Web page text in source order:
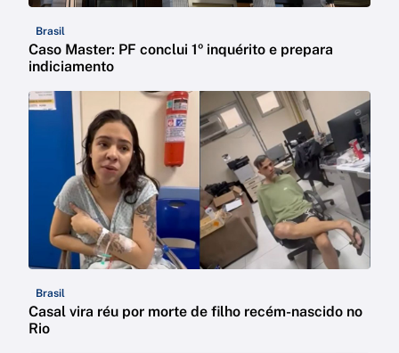
Brasil
Caso Master: PF conclui 1º inquérito e prepara
indiciamento
Brasil
Casal vira réu por morte de filho recém-nascido no
Rio